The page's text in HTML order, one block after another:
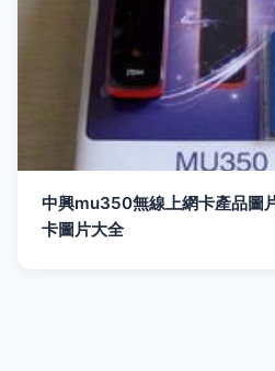
中興mu350無線上網卡產品圖
卡圖片大全